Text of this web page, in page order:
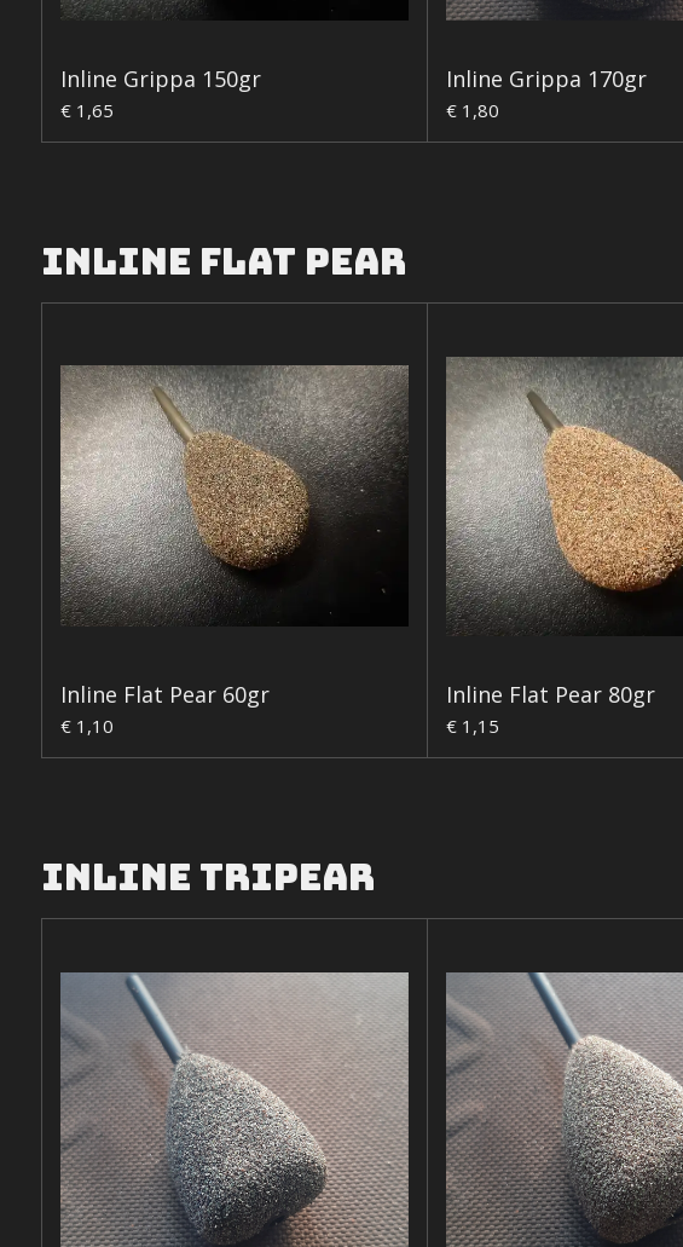
Inline Grippa 150gr
€ 1,65
Inline Grippa 170gr
€ 1,80
Inline flat pear
Inline Flat Pear 60gr
€ 1,10
Inline Flat Pear 80gr
€ 1,15
Inline tripear